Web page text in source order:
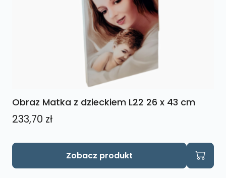
Obraz Matka z dzieckiem L22 26 x 43 cm
233,70 zł
Zobacz produkt